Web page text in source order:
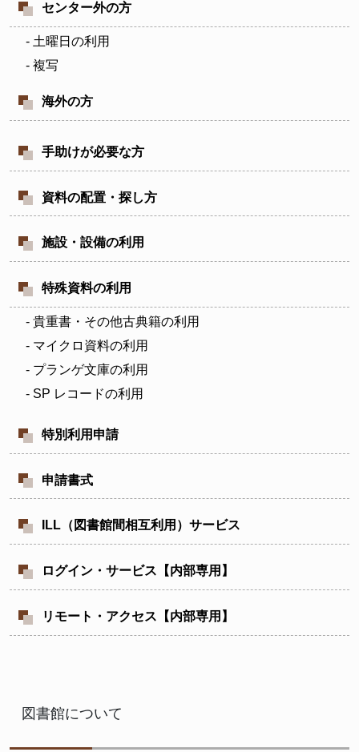
センター外の方
- 土曜日の利用
- 複写
海外の方
手助けが必要な方
資料の配置・探し方
施設・設備の利用
特殊資料の利用
- 貴重書・その他古典籍の利用
- マイクロ資料の利用
- プランゲ文庫の利用
- SP レコードの利用
特別利用申請
申請書式
ILL（図書館間相互利用）サービス
ログイン・サービス【内部専用】
リモート・アクセス【内部専用】
図書館について